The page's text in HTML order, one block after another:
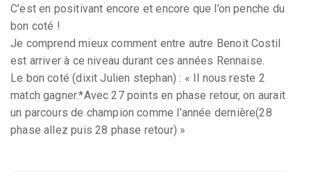
C’est en positivant encore et encore que l’on penche du
bon coté !
Je comprend mieux comment entre autre Benoit Costil
est arriver à ce niveau durant ces années Rennaise.
Le bon coté (dixit Julien stephan) : « Il nous reste 2
match gagner.*Avec 27 points en phase retour, on aurait
un parcours de champion comme l’année dernière(28
phase allez puis 28 phase retour) »